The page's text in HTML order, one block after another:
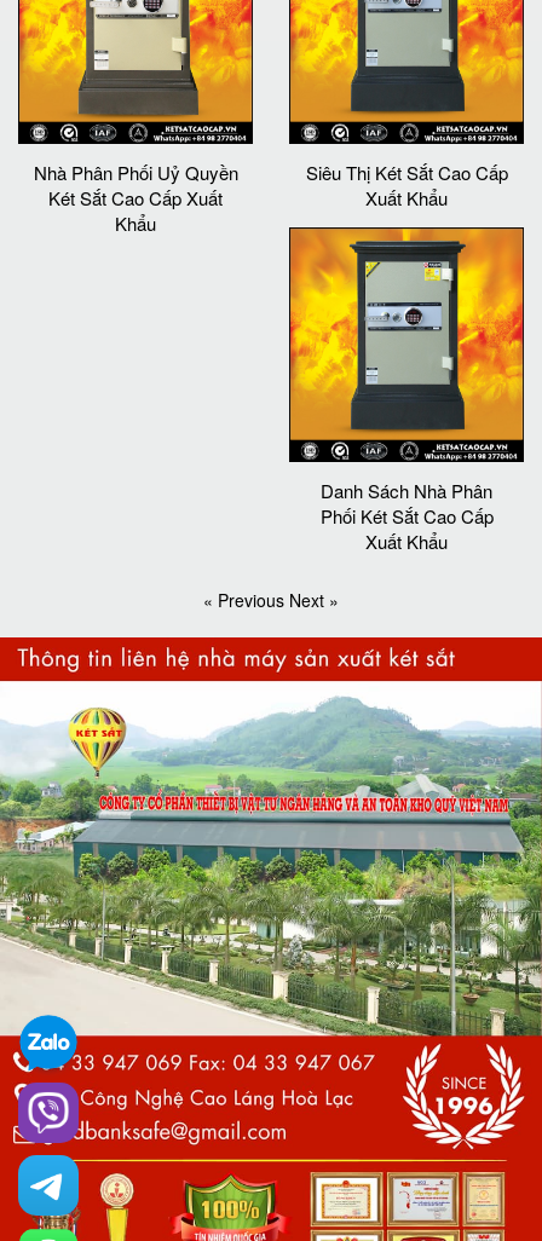
Nhà Phân Phối Uỷ Quyền
Két Sắt Cao Cấp Xuất
Khẩu
Siêu Thị Két Sắt Cao Cấp
Xuất Khẩu
Danh Sách Nhà Phân
Phối Két Sắt Cao Cấp
Xuất Khẩu
« Previous Next »